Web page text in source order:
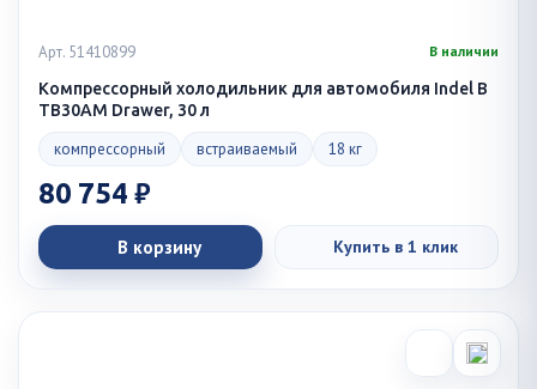
Арт. 51410899 В наличии
Компрессорный холодильник для автомобиля Indel B
TB30AM Drawer, 30 л
компрессорный встраиваемый 18 кг
80 754 ₽
В корзину Купить в 1 клик